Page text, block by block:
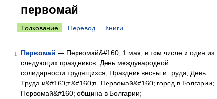
первомай
Толкование Перевод Книги
1 Первомай — Первомай&#160; 1 мая, в том числе и один из
следующих праздников: День международной
солидарности трудящихся, Праздник весны и труда, День
Труда и&#160;т.&#160;п. Первомай&#160; город в Болгарии;
Первомай&#160; община в Болгарии;